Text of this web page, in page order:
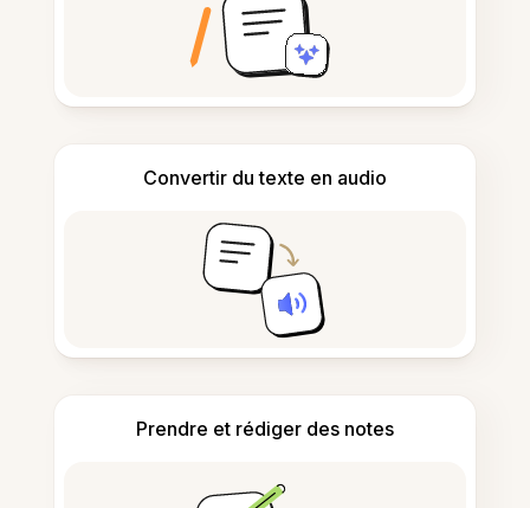
Convertir du texte en audio
Prendre et rédiger des notes